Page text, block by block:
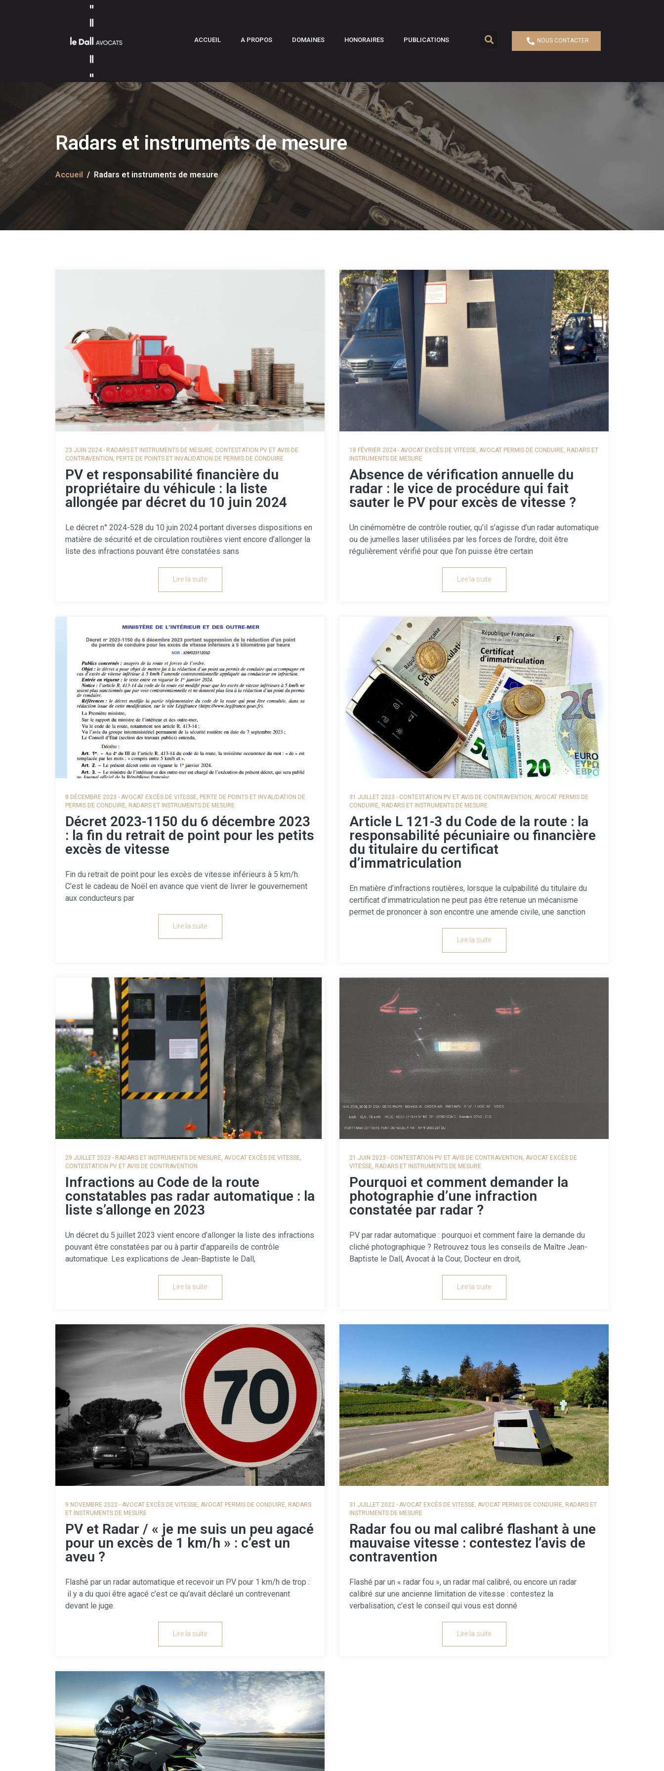
ACCUEIL A PROPOS DOMAINES HONORAIRES PUBLICATIONS NOUS CONTACTER
Radars et instruments de mesure
Accueil Radars et instruments de mesure
23 JUIN 2024 - RADARS ET INSTRUMENTS DE MESURE CONTESTATION PV ET AVIS DE
CONTRAVENTION PERTE DE POINTS ET INVALIDATION DE PERMIS DE CONDUIRE
PV et responsabilité financière du
propriétaire du véhicule : la liste
allongée par décret du 10 juin 2024
Le décret n° 2024-528 du 10 juin 2024 portant diverses dispositions en
matière de sécurité et de circulation routières vient encore d’allonger la
liste des infractions pouvant être constatées sans
Lire la suite
18 FÉVRIER 2024 - AVOCAT EXCÈS DE VITESSE AVOCAT PERMIS DE CONDUIRE RADARS ET
INSTRUMENTS DE MESURE
Absence de vérification annuelle du
radar : le vice de procédure qui fait
sauter le PV pour excès de vitesse ?
Un cinémomètre de contrôle routier, qu’il s’agisse d’un radar automatique
ou de jumelles laser utilisées par les forces de l’ordre, doit être
régulièrement vérifié pour que l’on puisse être certain
Lire la suite
8 DÉCEMBRE 2023 - AVOCAT EXCÈS DE VITESSE PERTE DE POINTS ET INVALIDATION DE
PERMIS DE CONDUIRE RADARS ET INSTRUMENTS DE MESURE
Décret 2023-1150 du 6 décembre 2023
: la fin du retrait de point pour les petits
excès de vitesse
Fin du retrait de point pour les excès de vitesse inférieurs à 5 km/h.
C’est le cadeau de Noël en avance que vient de livrer le gouvernement
aux conducteurs par
Lire la suite
31 JUILLET 2023 - CONTESTATION PV ET AVIS DE CONTRAVENTION AVOCAT PERMIS DE
CONDUIRE RADARS ET INSTRUMENTS DE MESURE
Article L 121-3 du Code de la route : la
responsabilité pécuniaire ou financière
du titulaire du certificat
d’immatriculation
En matière d’infractions routières, lorsque la culpabilité du titulaire du
certificat d’immatriculation ne peut pas être retenue un mécanisme
permet de prononcer à son encontre une amende civile, une sanction
Lire la suite
29 JUILLET 2023 - RADARS ET INSTRUMENTS DE MESURE AVOCAT EXCÈS DE VITESSE
CONTESTATION PV ET AVIS DE CONTRAVENTION
Infractions au Code de la route
constatables pas radar automatique : la
liste s’allonge en 2023
Un décret du 5 juillet 2023 vient encore d’allonger la liste des infractions
pouvant être constatées par ou à partir d’appareils de contrôle
automatique. Les explications de Jean-Baptiste le Dall,
Lire la suite
21 JUIN 2023 - CONTESTATION PV ET AVIS DE CONTRAVENTION AVOCAT EXCÈS DE
VITESSE RADARS ET INSTRUMENTS DE MESURE
Pourquoi et comment demander la
photographie d’une infraction
constatée par radar ?
PV par radar automatique : pourquoi et comment faire la demande du
cliché photographique ? Retrouvez tous les conseils de Maître Jean-
Baptiste le Dall, Avocat à la Cour, Docteur en droit,
Lire la suite
9 NOVEMBRE 2022 - AVOCAT EXCÈS DE VITESSE AVOCAT PERMIS DE CONDUIRE RADARS
ET INSTRUMENTS DE MESURE
PV et Radar / « je me suis un peu agacé
pour un excès de 1 km/h » : c’est un
aveu ?
Flashé par un radar automatique et recevoir un PV pour 1 km/h de trop :
il y a du quoi être agacé c’est ce qu’avait déclaré un contrevenant
devant le juge.
Lire la suite
31 JUILLET 2022 - AVOCAT EXCÈS DE VITESSE AVOCAT PERMIS DE CONDUIRE RADARS ET
INSTRUMENTS DE MESURE
Radar fou ou mal calibré flashant à une
mauvaise vitesse : contestez l’avis de
contravention
Flashé par un « radar fou », un radar mal calibré, ou encore un radar
calibré sur une ancienne limitation de vitesse : contestez la
verbalisation, c’est le conseil qui vous est donné
Lire la suite